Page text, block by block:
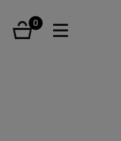
0
product(en)